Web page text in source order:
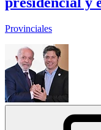
Provinciales